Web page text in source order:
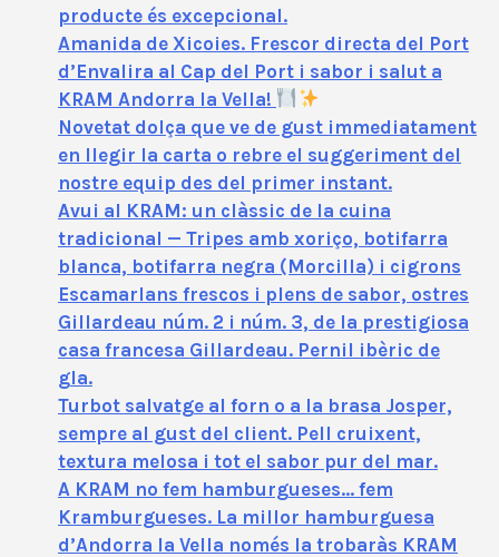
producte és excepcional.
Amanida de Xicoies. Frescor directa del Port
d’Envalira al Cap del Port i sabor i salut a
KRAM Andorra la Vella!
Novetat dolça que ve de gust immediatament
en llegir la carta o rebre el suggeriment del
nostre equip des del primer instant.
Avui al KRAM: un clàssic de la cuina
tradicional — Tripes amb xoriço, botifarra
blanca, botifarra negra (Morcilla) i cigrons
Escamarlans frescos i plens de sabor, ostres
Gillardeau núm. 2 i núm. 3, de la prestigiosa
casa francesa Gillardeau. Pernil ibèric de
gla.
Turbot salvatge al forn o a la brasa Josper,
sempre al gust del client. Pell cruixent,
textura melosa i tot el sabor pur del mar.
A KRAM no fem hamburgueses… fem
Kramburgueses. La millor hamburguesa
d’Andorra la Vella només la trobaràs KRAM